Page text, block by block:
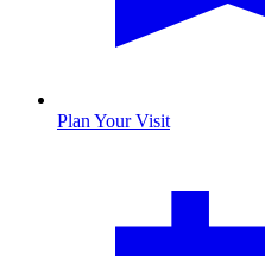
Plan Your Visit